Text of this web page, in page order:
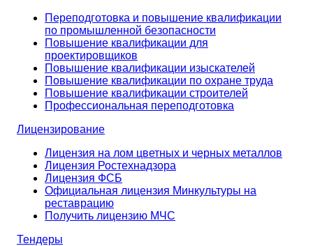
Переподготовка и повышение квалификации
по промышленной безопасности
Повышение квалификации для
проектировщиков
Повышение квалификации изыскателей
Повышение квалификации по охране труда
Повышение квалификации строителей
Профессиональная переподготовка
Лицензирование
Лицензия на лом цветных и черных металлов
Лицензия Ростехнадзора
Лицензия ФСБ
Официальная лицензия Минкультуры на
реставрацию
Получить лицензию МЧС
Тендеры